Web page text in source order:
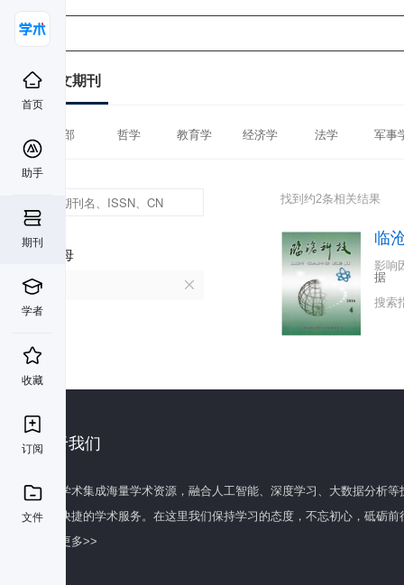
首页
助手
期刊
学者
收藏
订阅
文件
中文期刊
全部 哲学 教育学 经济学 法学 军事
首字母
L
找到约2条相关结果
临
影响
据
搜索
关于我们
百度学术集成海量学术资源，融合人工智能、深度学习、大数据分析
全面快捷的学术服务。在这里我们保持学习的态度，不忘初心，砥砺前
了解更多>>